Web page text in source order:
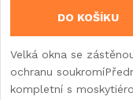
d
u
o
d
u
DO KOŠÍKU
Velká okna se
ochranu
kompletní s